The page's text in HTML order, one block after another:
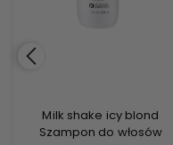
Milk shake icy blond
Szampon do włosów